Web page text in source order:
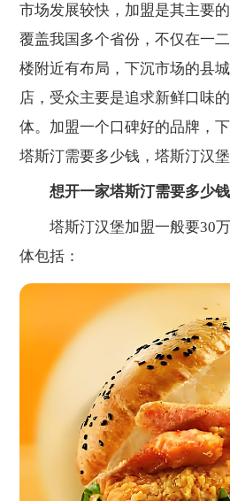
市场发展较快，加盟是其主要
覆盖我国多个省份，不仅在一
楼附近有布局，下沉市场的县
店，受众主要是追求新鲜口味
体。加盟一个口碑好的品牌，
塔斯汀需要多少钱，塔斯汀汉
想开一家塔斯汀需要多少钱
塔斯汀汉堡加盟一般要30万
体包括：